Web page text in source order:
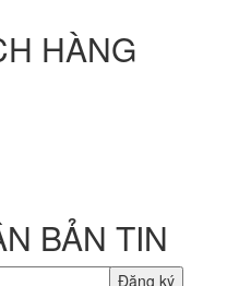
HÀNG
BẢN TIN